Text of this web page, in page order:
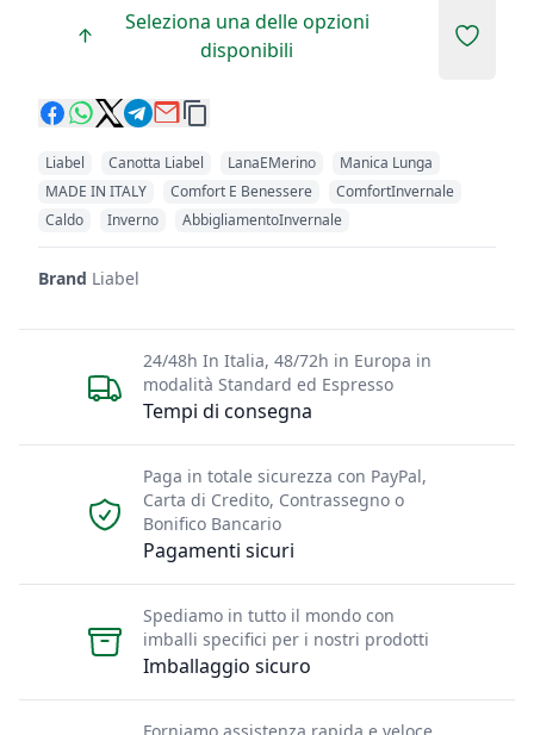
Seleziona una delle opzioni
disponibili
Add to
Liabel Canotta Liabel LanaEMerino
Manica Lunga
MADE IN ITALY
Comfort E Benessere
ComfortInvernale
Caldo
Inverno AbbigliamentoInvernale
Brand Liabel
Tempi di consegna
24/48h In Italia, 48/72h in Europa in
modalità Standard ed Espresso
Pagamenti sicuri
Paga in totale sicurezza con PayPal,
Carta di Credito, Contrassegno o
Bonifico Bancario
Imballaggio sicuro
Spediamo in tutto il mondo con
imballi specifici per i nostri prodotti